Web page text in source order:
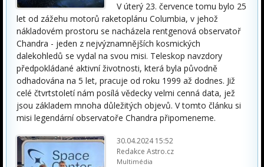
V úterý 23. července tomu bylo 25
let od zážehu motorů raketoplánu Columbia, v jehož
nákladovém prostoru se nacházela rentgenová observatoř
Chandra - jeden z nejvýznamnějších kosmických
dalekohledů se vydal na svou misi. Teleskop navzdory
předpokládané aktivní životnosti, která byla původně
odhadována na 5 let, pracuje od roku 1999 až dodnes. Již
celé čtvrtstoletí nám posílá vědecky velmi cenná data, jež
jsou základem mnoha důležitých objevů. V tomto článku si
misi legendární observatoře Chandra připomeneme.
30.04.2024 15:52
Redakce Astro.cz
Multimédia